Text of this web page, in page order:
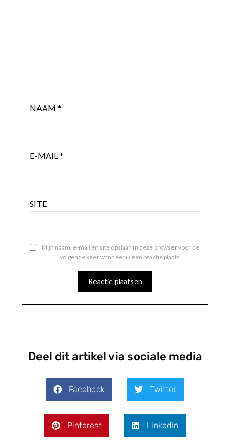
NAAM *
E-MAIL *
SITE
Mijn naam, e-mail en site opslaan in deze browser voor de
volgende keer wanneer ik een reactie plaats.
Deel dit artikel via sociale media
Facebook Twitter
Pinterest LinkedIn